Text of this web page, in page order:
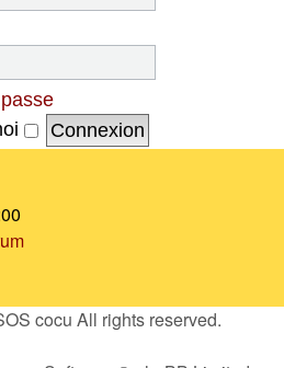
cocu All rights reserved.